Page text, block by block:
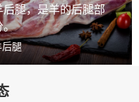
后腿，是羊的后腿部
。
腿